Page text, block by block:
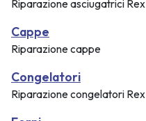
Riparazione asciugatrici Rex
Cappe
Riparazione cappe
Congelatori
Riparazione congelatori Rex